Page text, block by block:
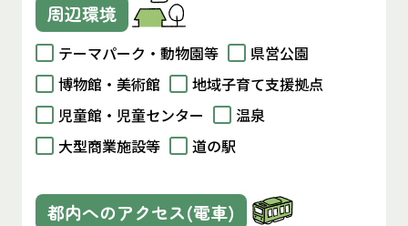
周辺環境
テーマパーク・動物園等
県営公園
博物館・美術館
地域子育て支援拠点
児童館・児童センター
温泉
大型商業施設等
道の駅
都内へのアクセス(電車)